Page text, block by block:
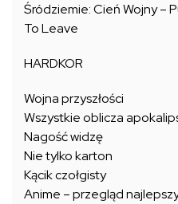
Śródziemie: Cień Wojny –
To Leave
HARDKOR
Wojna przyszłości
Wszystkie oblicza
Nagość widzę
Nie tylko karton
Kącik czołgisty
Anime – przegląd